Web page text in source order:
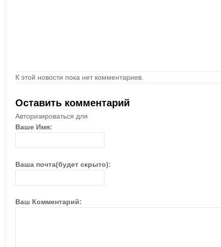
К этой новости пока нет комментариев.
Оставить комментарий
Авторизироваться для
Ваше Имя:
Ваша почта(будет скрыто):
Ваш Комментарий: